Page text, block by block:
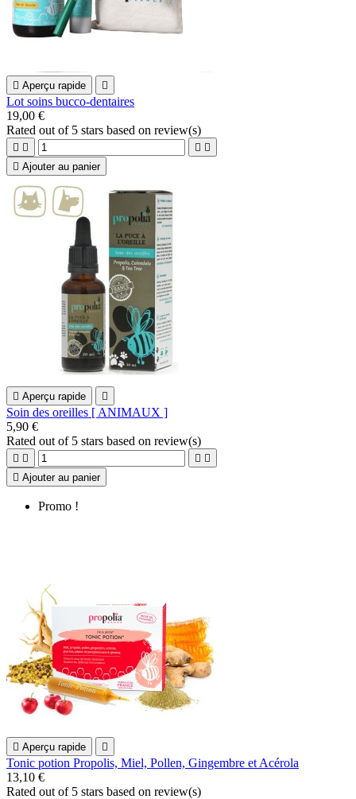
 Aperçu rapide 
Lot soins bucco-dentaires
19,00 €
Rated out of 5 stars based on review(s)
   
 Ajouter au panier
 Aperçu rapide 
Soin des oreilles [ ANIMAUX ]
5,90 €
Rated out of 5 stars based on review(s)
   
 Ajouter au panier
Promo !
 Aperçu rapide 
Tonic potion Propolis, Miel, Pollen, Gingembre et Acérola
13,10 €
Rated out of 5 stars based on review(s)